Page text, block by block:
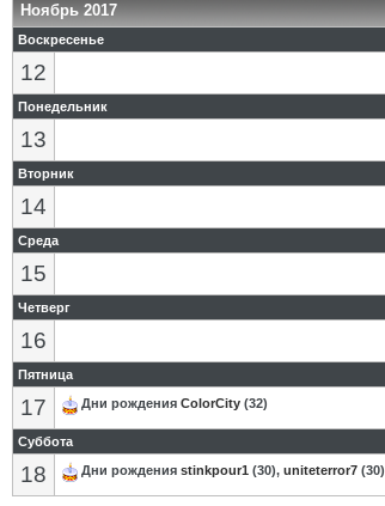
Ноябрь 2017
Воскресенье
12
Понедельник
13
Вторник
14
Среда
15
Четверг
16
Пятница
17 Дни рождения ColorCity (32)
Суббота
18 Дни рождения stinkpour1 (30), uniteterror7 (30)